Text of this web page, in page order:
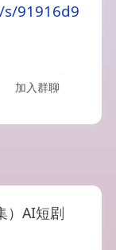
91916d9
加入群聊
）AI短剧